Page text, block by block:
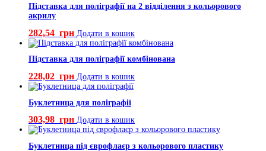
Підставка для поліграфії на 2 відділення з кольорового
акрилу
282,54 грн Додати в кошик
Підставка для поліграфії комбінована
228,02 грн Додати в кошик
Буклетница для поліграфії
303,98 грн Додати в кошик
Буклетница під єврофлаєр з кольорового пластику